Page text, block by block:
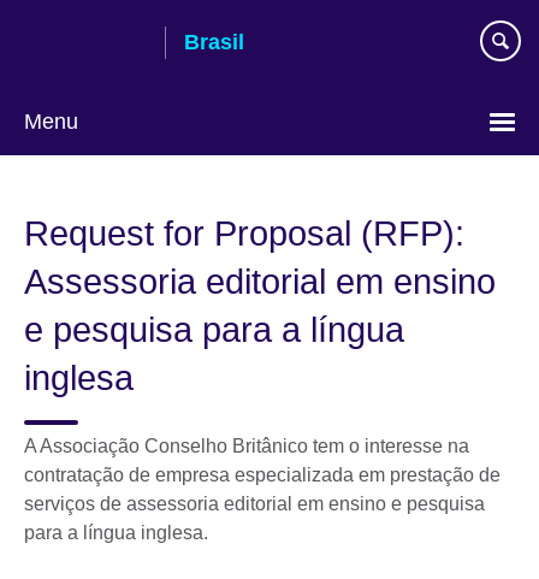
Brasil
Menu
language
Request for Proposal (RFP):
Assessoria editorial em ensino
e pesquisa para a língua
inglesa
A Associação Conselho Britânico tem o interesse na
contratação de empresa especializada em prestação de
serviços de assessoria editorial em ensino e pesquisa
para a língua inglesa.